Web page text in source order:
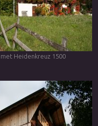
met Heidenkreuz 1500